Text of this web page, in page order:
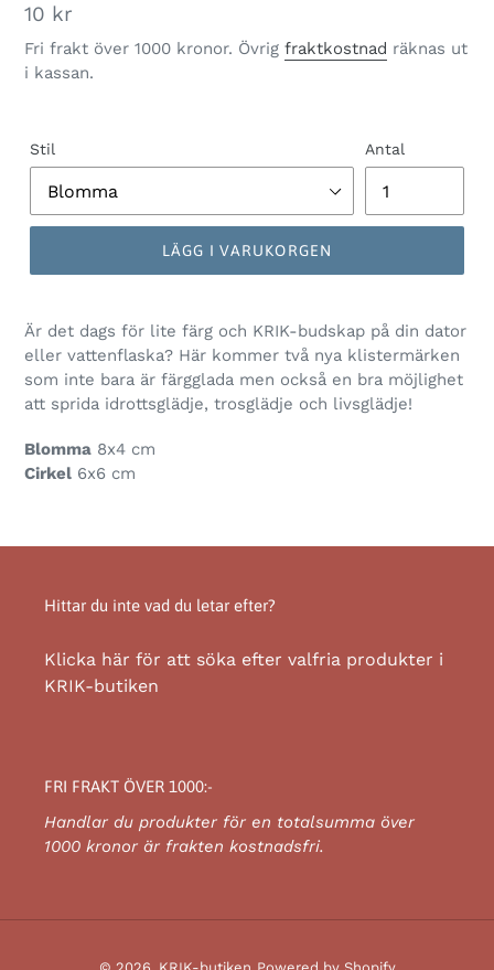
Ordinarie
pris
10 kr
Fri frakt över 1000 kronor. Övrig fraktkostnad räknas ut
i kassan.
Stil Antal
LÄGG I VARUKORGEN
Är det dags för lite färg och KRIK-budskap på din dator
eller vattenflaska? Här kommer två nya klistermärken
som inte bara är färgglada men också en bra möjlighet
att sprida idrottsglädje, trosglädje och livsglädje!
Blomma 8x4 cm
Cirkel 6x6 cm
Hittar du inte vad du letar efter?
Klicka här för att söka efter valfria produkter i
KRIK-butiken
FRI FRAKT ÖVER 1000:-
Handlar du produkter för en totalsumma över
1000 kronor är frakten kostnadsfri.